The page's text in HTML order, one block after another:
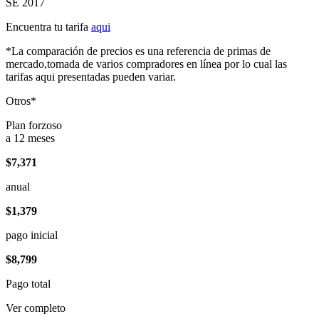
Encuentra tu tarifa aqui
*La comparación de precios es una referencia de primas de
mercado,tomada de varios compradores en línea por lo cual las
tarifas aqui presentadas pueden variar.
Otros*
Plan forzoso
a 12 meses
$7,371
anual
$1,379
pago inicial
$8,799
Pago total
Ver completo